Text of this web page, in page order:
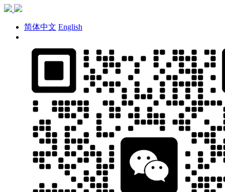
简体中文 English